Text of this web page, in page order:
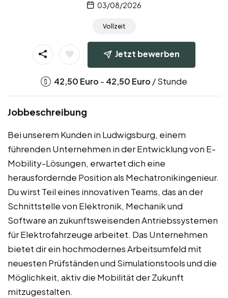
03/08/2026
Vollzeit
Jetzt bewerben
42,50 Euro - 42,50 Euro / Stunde
Jobbeschreibung
Bei unserem Kunden in Ludwigsburg, einem
führenden Unternehmen in der Entwicklung von E-
Mobility-Lösungen, erwartet dich eine
herausfordernde Position als Mechatronikingenieur.
Du wirst Teil eines innovativen Teams, das an der
Schnittstelle von Elektronik, Mechanik und
Software an zukunftsweisenden Antriebssystemen
für Elektrofahrzeuge arbeitet. Das Unternehmen
bietet dir ein hochmodernes Arbeitsumfeld mit
neuesten Prüfständen und Simulationstools und die
Möglichkeit, aktiv die Mobilität der Zukunft
mitzugestalten.